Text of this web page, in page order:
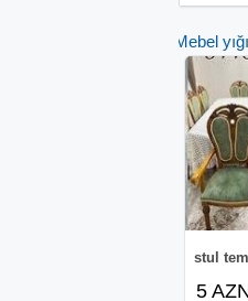
Mebel
stul
5